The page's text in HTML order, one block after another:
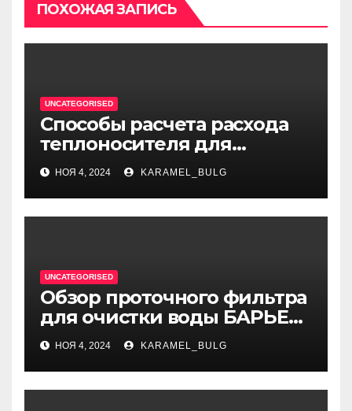
ПОХОЖАЯ ЗАПИСЬ
UNCATEGORISED
Способы расчета расхода
теплоносителя для
системы отопления
НОЯ 4, 2024 KARAMEL_BULG
UNCATEGORISED
Обзор проточного фильтра
для очистки воды БАРЬЕР
ЭКСПЕРТ Слим Жесткость
НОЯ 4, 2024 KARAMEL_BULG